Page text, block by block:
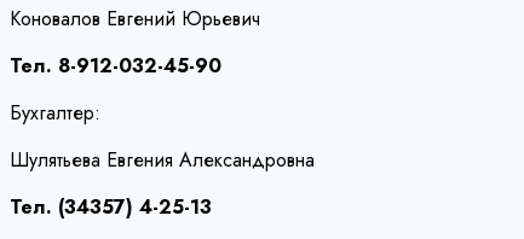
Коновалов Евгений Юрьевич
Тел. 8-912-032-45-90
Бухгалтер:
Шулятьева Евгения Александровна
Тел. (34357) 4-25-13